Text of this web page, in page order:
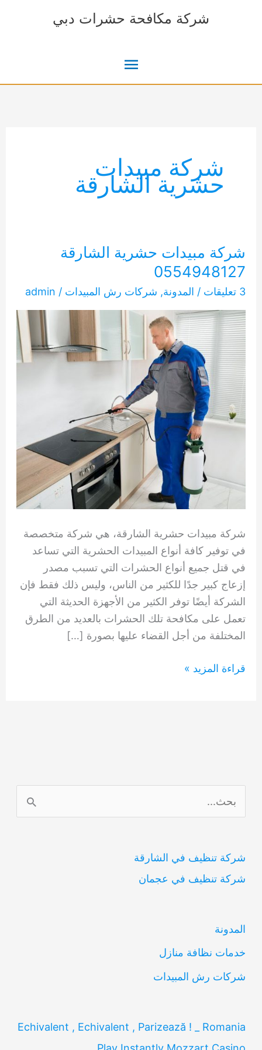
شركة مكافحة حشرات دبي
القائمة
شركة مبيدات
حشرية الشارقة
شركة مبيدات حشرية الشارقة
0554948127
3 تعليقات / المدونة, شركات رش المبيدات /
admin
شركة مبيدات حشرية الشارقة، هي شركة متخصصة
في توفير كافة أنواع المبيدات الحشرية التي تساعد
في قتل جميع أنواع الحشرات التي تسبب مصدر
إزعاج كبير جدًا للكثير من الناس، وليس ذلك فقط فإن
الشركة أيضًا توفر الكثير من الأجهزة الحديثة التي
تعمل على مكافحة تلك الحشرات بالعديد من الطرق
المختلفة من أجل القضاء عليها بصورة […]
شركة
قراءة المزيد »
ل
ح
ث
شركة تنظيف في الشارقة
شركة تنظيف في عجمان
المدونة
خدمات نظافة منازل
شركات رش المبيدات
Echivalent , Echivalent , Parizează ! _ Romania